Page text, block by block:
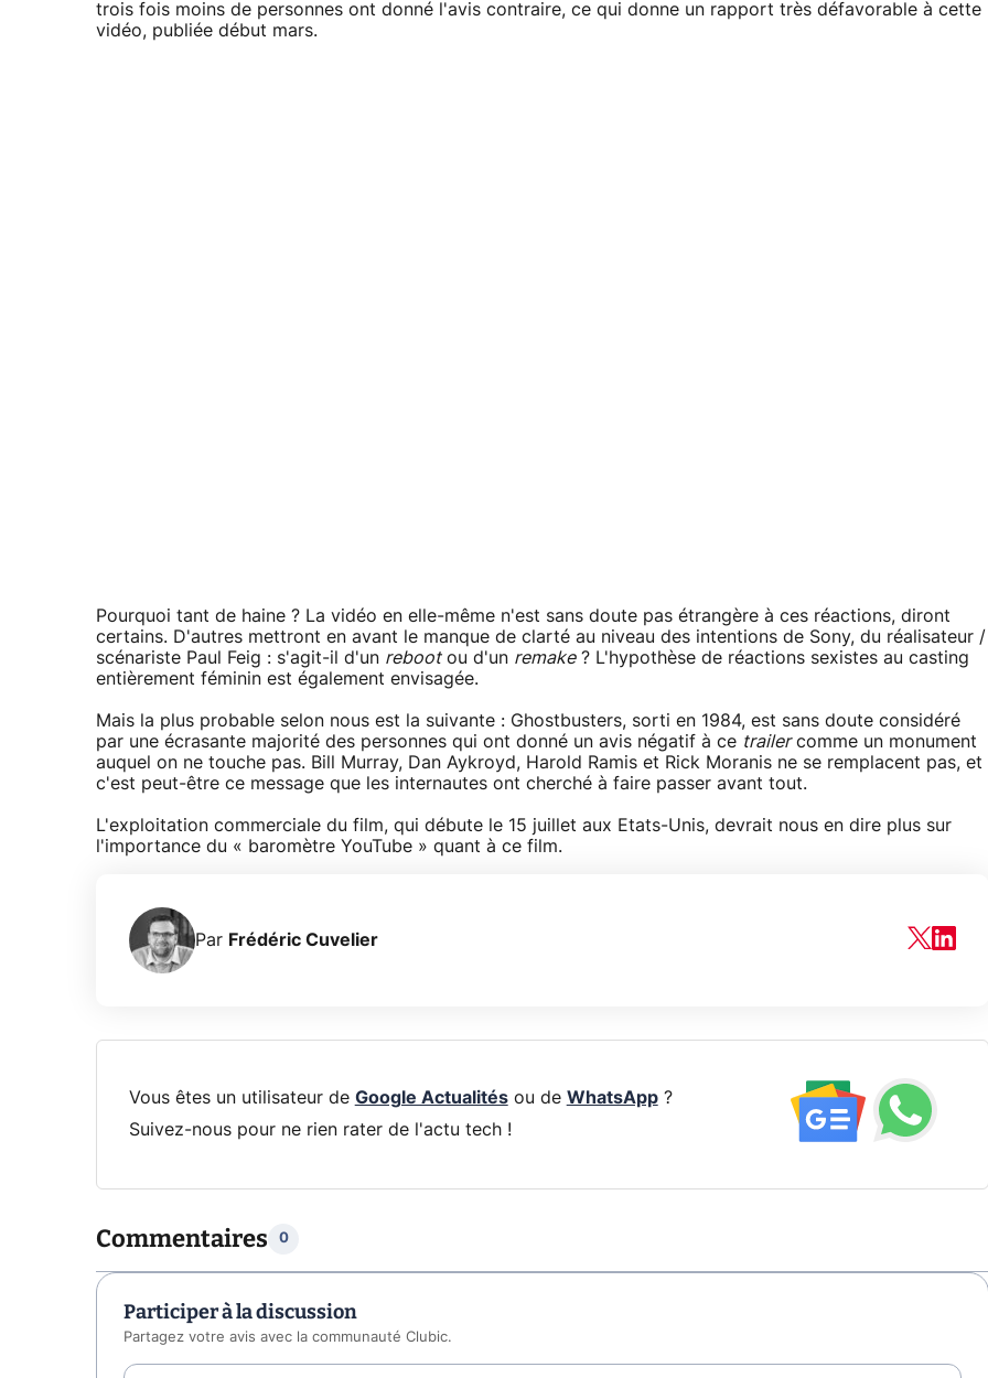
trois fois moins de personnes ont donné l'avis contraire, ce qui donne un rapport très défavorable à cette
vidéo, publiée début mars.
Pourquoi tant de haine ? La vidéo en elle-même n'est sans doute pas étrangère à ces réactions, diront
certains. D'autres mettront en avant le manque de clarté au niveau des intentions de Sony, du réalisateur /
scénariste Paul Feig : s'agit-il d'un rebootou d'un remake? L'hypothèse de réactions sexistes au casting
entièrement féminin est également envisagée.
Mais la plus probable selon nous est la suivante : Ghostbusters, sorti en 1984, est sans doute considéré
par une écrasante majorité des personnes qui ont donné un avis négatif à ce trailercomme un monument
auquel on ne touche pas. Bill Murray, Dan Aykroyd, Harold Ramis et Rick Moranis ne se remplacent pas, et
c'est peut-être ce message que les internautes ont cherché à faire passer avant tout.
L'exploitation commerciale du film, qui débute le 15 juillet aux Etats-Unis, devrait nous en dire plus sur
l'importance du « baromètre YouTube » quant à ce film.
Par Frédéric Cuvelier
Vous êtes un utilisateur de Google Actualitésou de WhatsApp?
Suivez-nous pour ne rien rater de l'actu tech !
Commentaires 0
Participer à la discussion
Partagez votre avis avec la communauté Clubic.